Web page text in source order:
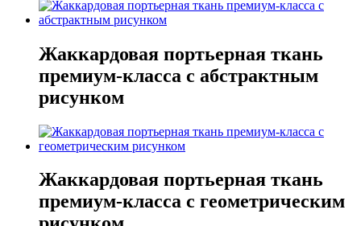
Жаккардовая портьерная ткань
премиум-класса с абстрактным
рисунком
Жаккардовая портьерная ткань
премиум-класса с геометрическим